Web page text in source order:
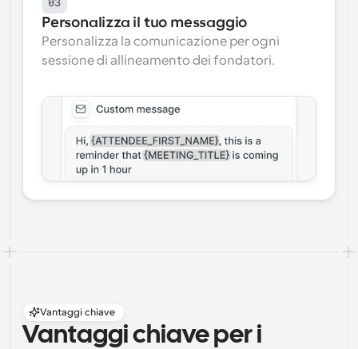
Personalizza il tuo messaggio
Personalizza la comunicazione per ogni
sessione di allineamento dei fondatori.
Vantaggi chiave
Vantaggi chiave per i